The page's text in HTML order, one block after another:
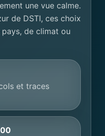
une vue calme.
de DSTI, ces choix
pays, de climat ou
et traces